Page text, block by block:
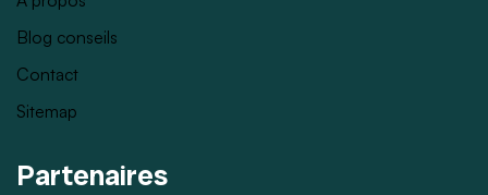
Blog conseils
Contact
Sitemap
Partenaires